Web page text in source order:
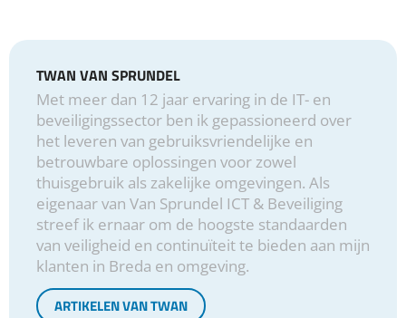
TWAN VAN SPRUNDEL
Met meer dan 12 jaar ervaring in de IT- en
beveiligingssector ben ik gepassioneerd over
het leveren van gebruiksvriendelijke en
betrouwbare oplossingen voor zowel
thuisgebruik als zakelijke omgevingen. Als
eigenaar van Van Sprundel ICT & Beveiliging
streef ik ernaar om de hoogste standaarden
van veiligheid en continuïteit te bieden aan mijn
klanten in Breda en omgeving.
ARTIKELEN VAN TWAN